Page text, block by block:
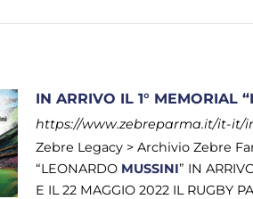
IN ARRIVO IL 1° MEMORIAL
https://www.zebreparma.it/it-it/
Zebre Legacy > Archivio Zebre
“LEONARDO MUSSINI” IN
E IL 22 MAGGIO 2022 IL RUGBY